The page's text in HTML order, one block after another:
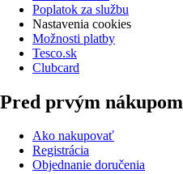
Poplatok za službu
Nastavenia cookies
Možnosti platby
Tesco.sk
Clubcard
Pred prvým nákupom
Ako nakupovať
Registrácia
Objednanie doručenia